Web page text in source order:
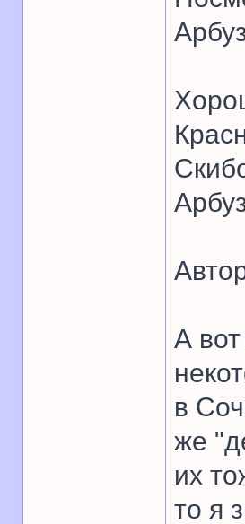
А
в
же
их
то я